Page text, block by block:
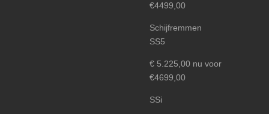
€4499,00
Schijfremmen
SS5
€ 5.225,00 nu voor
€4699,00
SSi